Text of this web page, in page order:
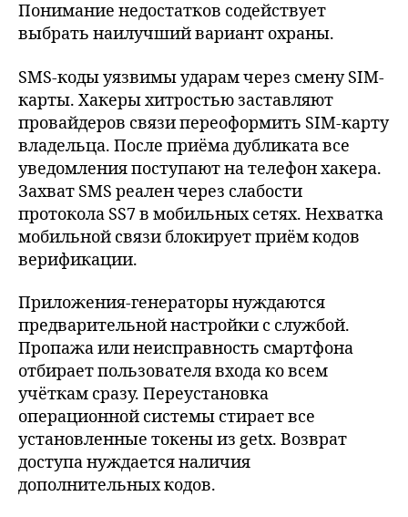
Понимание недостатков содействует
выбрать наилучший вариант охраны.
SMS-коды уязвимы ударам через смену SIM-
карты. Хакеры хитростью заставляют
провайдеров связи переоформить SIM-карту
владельца. После приёма дубликата все
уведомления поступают на телефон хакера.
Захват SMS реален через слабости
протокола SS7 в мобильных сетях. Нехватка
мобильной связи блокирует приём кодов
верификации.
Приложения-генераторы нуждаются
предварительной настройки с службой.
Пропажа или неисправность смартфона
отбирает пользователя входа ко всем
учёткам сразу. Переустановка
операционной системы стирает все
установленные токены из getx. Возврат
доступа нуждается наличия
дополнительных кодов.